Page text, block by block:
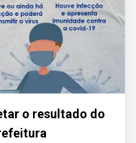
o resultado do